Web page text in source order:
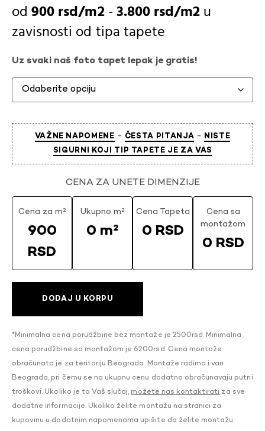
900rsd -3.800rsd
u
zavisnosti od tipa tapete
Uz svaki naš foto tapet lepak je gratis!
VAŽNE NAPOMENE - ČESTA PITANJA - NISTE
SIGURNI KOJI TIP TAPETE JE ZA VAS
CENA ZA UNETE DIMENZIJE
Cena za m²
900
RSD
Ukupno m²
0 m²
Cena Tapeta
0 RSD
Cena sa
montažom
0 RSD
DODAJ U KORPU
*Minimalna cena porudžbine bez montaže je 2500rsd. Minimalna
cena porudžbine sa montažom je 6200rsd. Cena montaže
obračunata je za teritoriju Beograda. Montaže radimo i van
Beograda, pri čemu se na ukupnu cenu dodatno obračunavaju putni
troškovi. Ukoliko je to Vaš slučaj, možete nas kontaktirati za sve
dodatne informacije. Ukoliko želite montažu na stranici za
kupovinu u dodatnim napomenama upišite da želite montažu.